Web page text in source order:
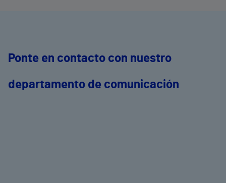
Ponte en contacto con nuestro
departamento de comunicación